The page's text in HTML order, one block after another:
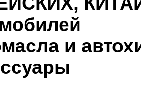
и